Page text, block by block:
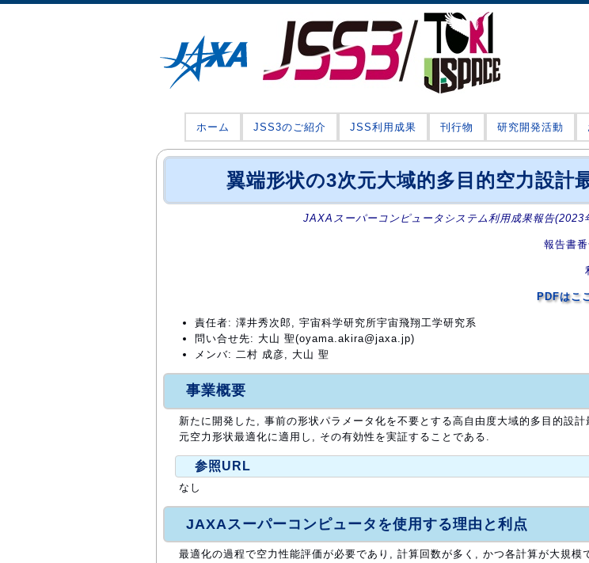
ホーム JSS3のご紹介 JSS利用成果 刊行物 研究開発活動
翼端形状の3次元大域的多目的空力設計
JAXAスーパーコンピュータシステム利用成果報告(2023
報告書
PDFはこ
責任者: 澤井秀次郎, 宇宙科学研究所宇宙飛翔工学研究系
問い合せ先: 大山 聖(oyama.akira@jaxa.jp)
メンバ: 二村 成彦, 大山 聖
事業概要
新たに開発した, 事前の形状パラメータ化を不要とする高自由度大域的多目的設
元空力形状最適化に適用し, その有効性を実証することである.
参照URL
なし
JAXAスーパーコンピュータを使用する理由と利点
最適化の過程で空力性能評価が必要であり, 計算回数が多く, かつ各計算が大規模